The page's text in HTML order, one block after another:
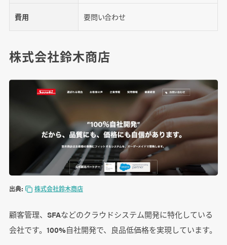
費用 要問い合わせ
株式会社鈴木商店
出典: 株式会社鈴木商店
顧客管理、SFAなどのクラウドシステム開発に特化している
会社です。100%自社開発で、良品低価格を実現しています。